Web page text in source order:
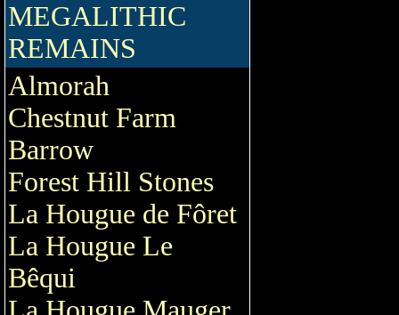
MEGALITHIC
REMAINS
Almorah
Chestnut Farm
Barrow
Forest Hill Stones
La Hougue de Fôret
La Hougue Le
Bêqui